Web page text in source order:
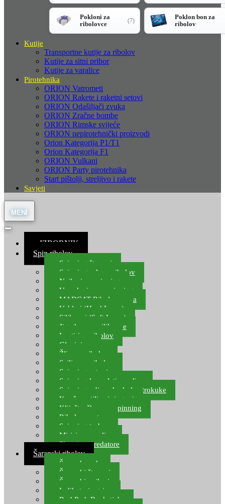
Pokloni za
ribolovce
(7)
Poklon bon za
ribolov
Kutije
Transportne kutije za ribolov
Kutije za sitni pribor
Kutije za varalice
Pirotehnika
ORION Vatrometi
ORION Rakete i raketni setovi
ORION Odašiljači zvuka
ORION Zračne bombe
ORION Rimske svijeće
ORION nepirotehnički proizvodi
Orion Kategorija P1/T1
Orion Kategorija F1
ORION Vulkani
ORION Party pirotehnika
Start pištolji, streljivo i rakete
Savjeti
≡ IZBORNIK
Spin ribolov
Spinning štapovi
Spinning role za ribolov
Najloni za spinning
Upredenice za spinning
MADCAT Ribolov soma
Vobleri (Hard Lures)
Silikonci (Soft Lures)
Jig glave za silikonce
Leptiri za ribolov
Glavinjare
Žlice za ribolov
Sajlice za ribolov
Spinning setovi
Spinning kompleti varalica
Spinning udice, dvokuke, trokuke
Kopče, vrtilice i ringovi
Kliješta, škare za spinning
Ribolov pastrve
Spinning torbe
Mirisi za varalice
Plovci za predatore
Šaranski ribolov
Šaranske role
Šaranski štapovi
Šaranski najloni
Indikatori ugriza
Rod Pod, Banksticks